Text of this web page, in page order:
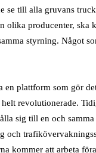
se till alla gruvans
olika producenter, ska
styrning. Något
en plattform som gör
revolutionerade.
sig till en och
och
kommer att arbeta